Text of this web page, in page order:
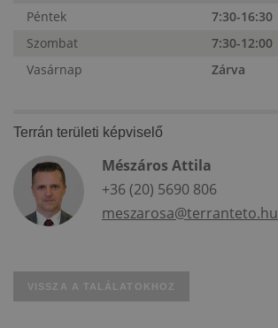
Péntek
7:30-16:30
Szombat
7:30-12:00
Vasárnap
Zárva
Terrán területi képviselő
Mészáros Attila
+36 (20) 5690 806
meszarosa@terranteto.hu
VISSZA A TALÁLATOKHOZ